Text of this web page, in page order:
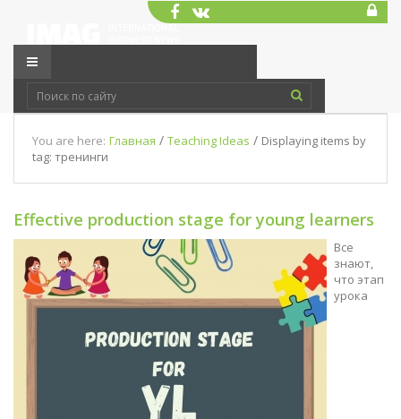
You are here: Главная / Teaching Ideas / Displaying items by
tag: тренинги
Effective production stage for young learners
Все
знают,
что этап
урока